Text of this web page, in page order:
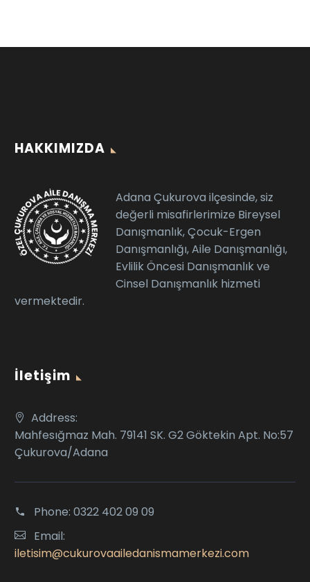
HAKKIMIZDA
Adana Çukurova ilçesinde, siz
değerli misafirlerimize Bireysel
Danışmanlık, Çocuk-Ergen
Danışmanlığı, Aile Danışmanlığı,
Evlilik Öncesi Danışmanlık ve
Cinsel Danışmanlık hizmeti
vermektedir.
İletişim
Address:
Mahfesığmaz Mah. 79141 SK. G2 Göktekin Apt. No:57
Çukurova/Adana
Phone: 0322 402 09 09
Email:
iletisim@cukurovaailedanismamerkezi.com